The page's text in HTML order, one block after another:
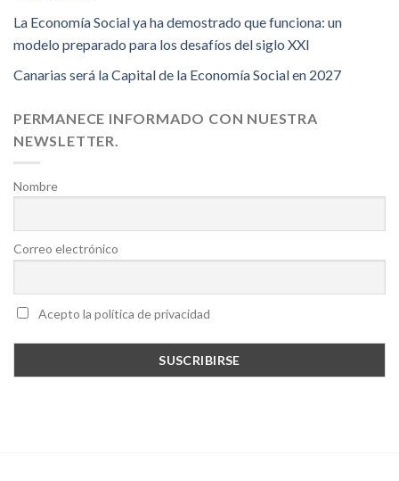
La Economía Social ya ha demostrado que funciona: un
modelo preparado para los desafíos del siglo XXI
Canarias será la Capital de la Economía Social en 2027
PERMANECE INFORMADO CON NUESTRA
NEWSLETTER.
Nombre
Correo electrónico
Acepto la política de privacidad